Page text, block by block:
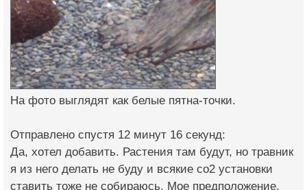
На фото выглядят как белые пятна-точки.
Отправлено спустя 12 минут 16 секунд:
Да, хотел добавить. Растения там будут, но травник
я из него делать не буду и всякие со2 установки
ставить тоже не собираюсь. Мое предположение,